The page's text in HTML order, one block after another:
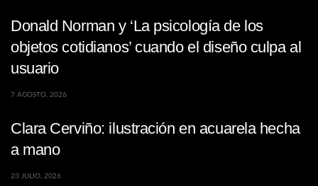
Donald Norman y ‘La psicología de los
objetos cotidianos’ cuando el diseño culpa al
usuario
7 AGOSTO, 2026
Clara Cerviño: ilustración en acuarela hecha
a mano
23 JULIO, 2026